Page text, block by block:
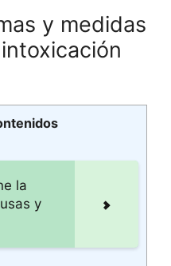
y medidas
la
y